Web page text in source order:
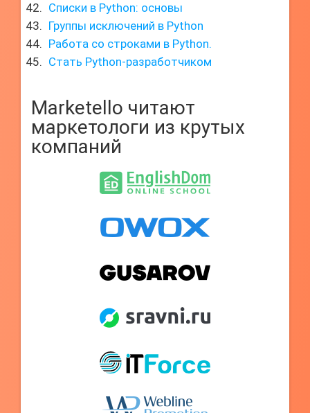
Списки в Python: основы
Группы исключений в Python
Работа со строками в Python.
Стать Python-разработчиком
Marketello читают
маркетологи из крутых
компаний